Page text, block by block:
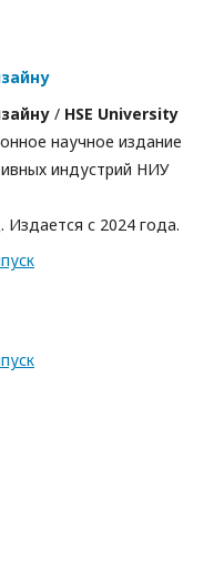
/ HSE University
научное издание
индустрий НИУ
с 2024 года.